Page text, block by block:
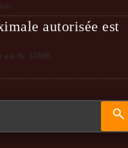
autorisée est
est de 10MB